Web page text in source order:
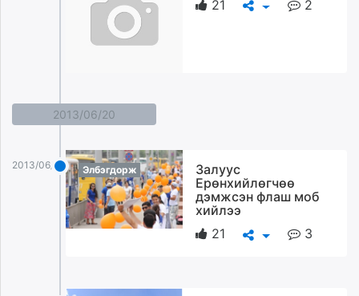
21 2
2013/06/20
2013/06/20 Элбэгдорж
3алуус
Ерөнхийлөгчөө
дэмжсэн флаш моб
хийлээ
21
3